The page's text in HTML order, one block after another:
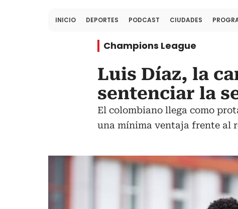
INICIO DEPORTES PODCAST CIUDADES
Champions League
Luis Díaz, la
sentenciar la
El colombiano llega como
una mínima ventaja frente al